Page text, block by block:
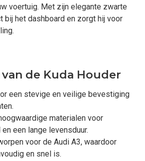
voertuig. Met zijn elegante zwarte
bij het dashboard en zorgt hij voor
de Kuda Houder
een stevige en veilige bevestiging
materialen voor
een lange levensduur.
voor de Audi A3, waardoor
en snel is.